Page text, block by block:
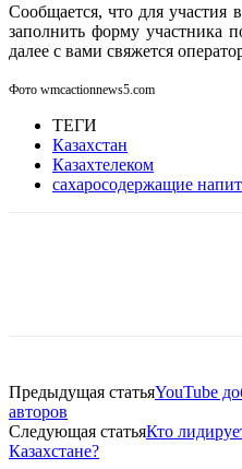
Сообщается, что для участия
заполнить форму участника
далее с вами свяжется
Фото wmcactionnews5.com
ТЕГИ
Казахстан
Казахтелеком
сахаросодержащие
Предыдущая статьяYouTube
авторов
Следующая статьяКто
Казахстане?